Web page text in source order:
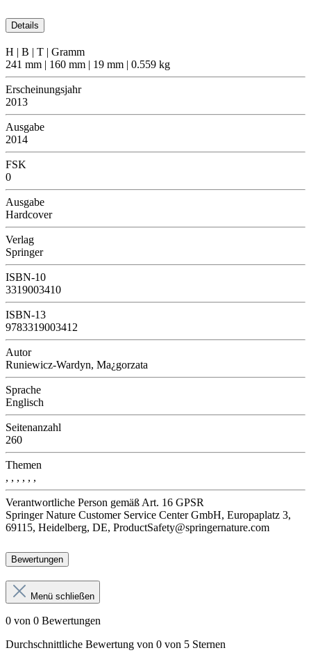
Details
H | B | T | Gramm
241 mm | 160 mm | 19 mm | 0.559 kg
Erscheinungsjahr
2013
Ausgabe
2014
FSK
0
Ausgabe
Hardcover
Verlag
Springer
ISBN-10
3319003410
ISBN-13
9783319003412
Autor
Runiewicz-Wardyn, Ma¿gorzata
Sprache
Englisch
Seitenanzahl
260
Themen
, , , , , ,
Verantwortliche Person gemäß Art. 16 GPSR
Springer Nature Customer Service Center GmbH, Europaplatz 3,
69115, Heidelberg, DE, ProductSafety@springernature.com
Bewertungen
Menü schließen
0 von 0 Bewertungen
Durchschnittliche Bewertung von 0 von 5 Sternen